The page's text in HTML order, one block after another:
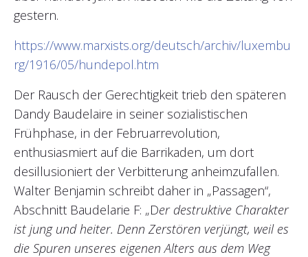
gestern.
https://www.marxists.org/deutsch/archiv/luxembu
rg/1916/05/hundepol.htm
Der Rausch der Gerechtigkeit trieb den späteren
Dandy Baudelaire in seiner sozialistischen
Frühphase, in der Februarrevolution,
enthusiasmiert auf die Barrikaden, um dort
desillusioniert der Verbitterung anheimzufallen.
Walter Benjamin schreibt daher in „Passagen“,
Abschnitt Baudelarie F: „Der destruktive Charakter
ist jung und heiter. Denn Zerstören verjüngt, weil es
die Spuren unseres eigenen Alters aus dem Weg